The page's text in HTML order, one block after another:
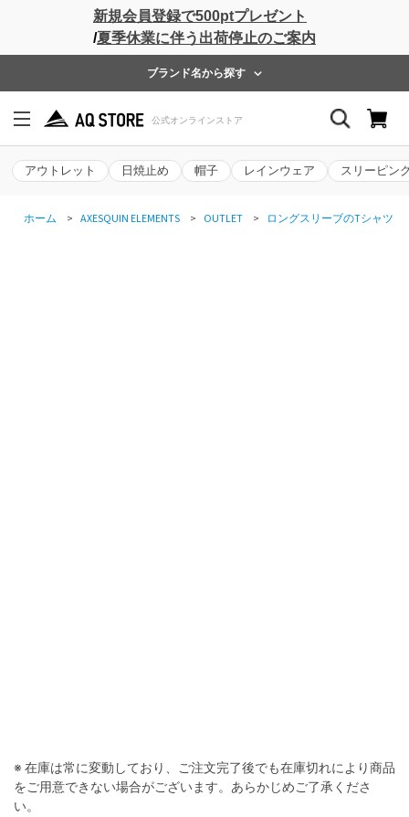
新規会員登録で500ptプレゼント
/夏季休業に伴う出荷停止のご案内
ブランド名から探す
アウトレット 日焼止め 帽子 レインウェア スリーピン
ホーム > AXESQUIN ELEMENTS > OUTLET > ロングスリーブのTシャツ
※ 在庫は常に変動しており、ご注文完了後でも在庫切れにより商品
をご用意できない場合がございます。あらかじめご了承くださ
い。